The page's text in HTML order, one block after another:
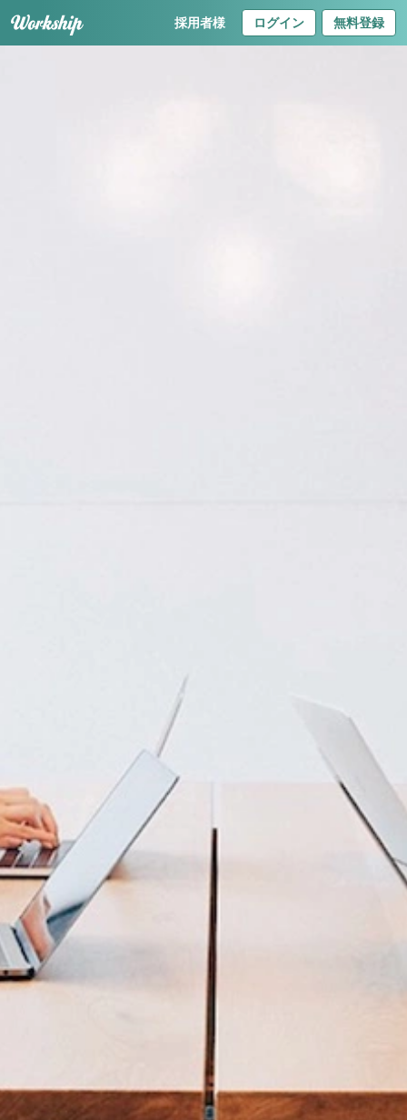
採用者様 ログイン 無料登録